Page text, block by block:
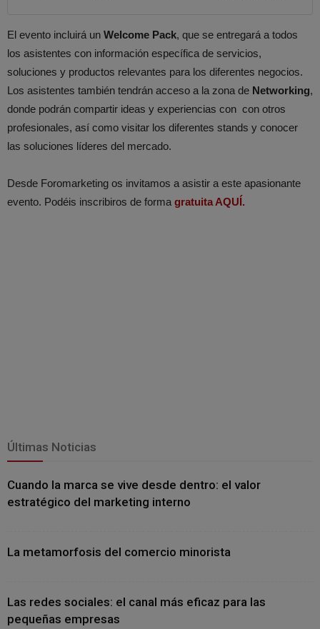
El evento incluirá un Welcome Pack, que se entregará a todos
los asistentes con información específica de servicios,
soluciones y productos relevantes para los diferentes negocios.
Los asistentes también tendrán acceso a la zona de Networking,
donde podrán compartir ideas y experiencias con con otros
profesionales, así como visitar los diferentes stands y conocer
las soluciones líderes del mercado.
Desde Foromarketing os invitamos a asistir a este apasionante
evento. Podéis inscribiros de forma gratuita AQUÍ.
Últimas Noticias
Cuando la marca se vive desde dentro: el valor
estratégico del marketing interno
La metamorfosis del comercio minorista
Las redes sociales: el canal más eficaz para las
pequeñas empresas